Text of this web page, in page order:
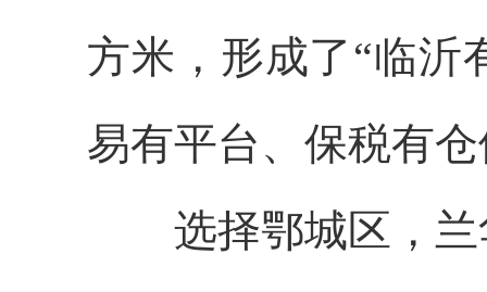
方米，形成了“临沂
易有平台、保税有
选择鄂城区，兰